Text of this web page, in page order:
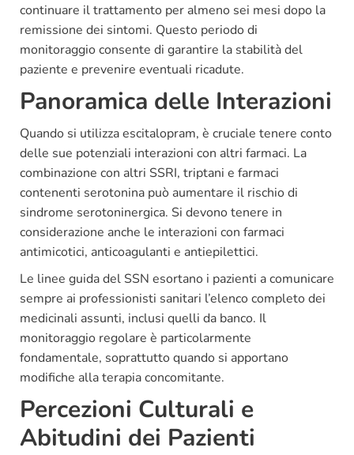
continuare il trattamento per almeno sei mesi dopo la
remissione dei sintomi. Questo periodo di
monitoraggio consente di garantire la stabilità del
paziente e prevenire eventuali ricadute.
Panoramica delle Interazioni
Quando si utilizza escitalopram, è cruciale tenere conto
delle sue potenziali interazioni con altri farmaci. La
combinazione con altri SSRI, triptani e farmaci
contenenti serotonina può aumentare il rischio di
sindrome serotoninergica. Si devono tenere in
considerazione anche le interazioni con farmaci
antimicotici, anticoagulanti e antiepilettici.
Le linee guida del SSN esortano i pazienti a comunicare
sempre ai professionisti sanitari l’elenco completo dei
medicinali assunti, inclusi quelli da banco. Il
monitoraggio regolare è particolarmente
fondamentale, soprattutto quando si apportano
modifiche alla terapia concomitante.
Percezioni Culturali e
Abitudini dei Pazienti